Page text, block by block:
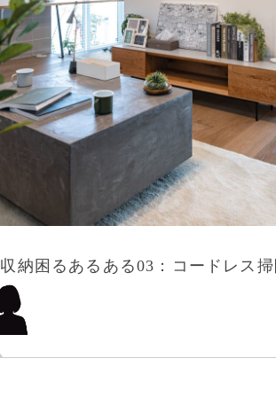
収納困るあるある03：コードレス